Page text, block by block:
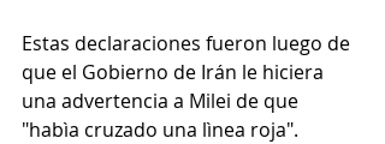
Estas declaraciones fueron luego de
que el Gobierno de Irán le hiciera
una advertencia a Milei de que
"habìa cruzado una lìnea roja".